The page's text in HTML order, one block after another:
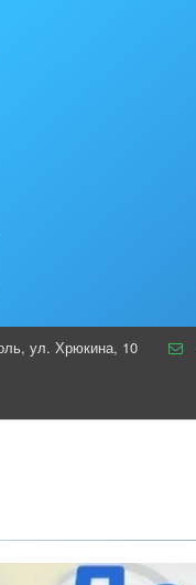
, ул. Хрюкина, 10